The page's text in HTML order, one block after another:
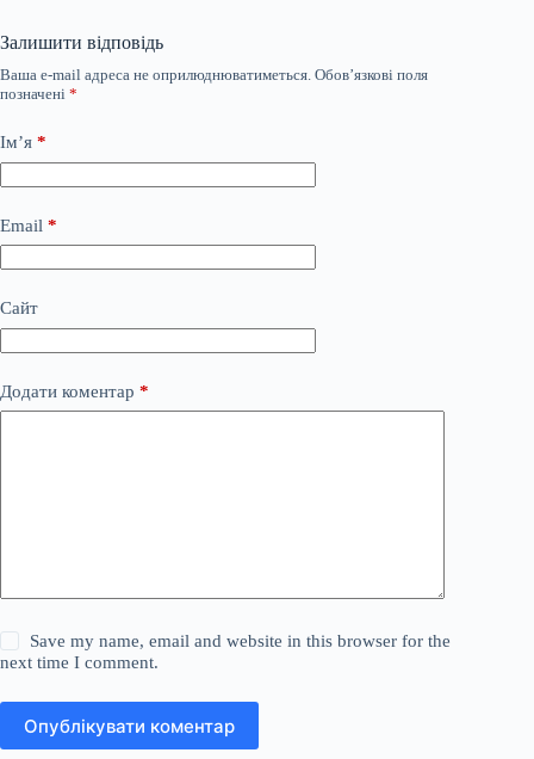
Залишити відповідь
Ваша e-mail адреса не оприлюднюватиметься. Обов’язкові поля
позначені *
Ім’я *
Email *
Сайт
Додати коментар *
Save my name, email and website in this browser for the
next time I comment.
Опублікувати коментар